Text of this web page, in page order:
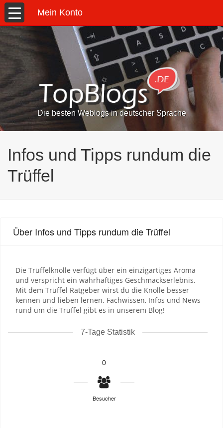
Mein Konto
Die besten Weblogs in deutscher Sprache
Infos und Tipps rundum die
Trüffel
Über Infos und Tipps rundum die Trüffel
Die Trüffelknolle verfügt über ein einzigartiges Aroma
und verspricht ein wahrhaftiges Geschmackserlebnis.
Mit dem Trüffel Ratgeber wirst du die Knolle besser
kennen und lieben lernen. Fachwissen, Infos und News
rund um die Trüffel gibt es in unserem Blog!
7-Tage Statistik
0
Besucher